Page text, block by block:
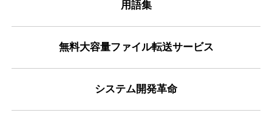
用語集
無料大容量ファイル転送サービス
システム開発革命